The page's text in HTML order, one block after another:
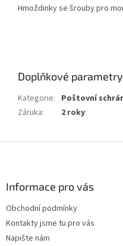
Hmoždinky se šrouby pro
Doplňkové parametry
Kategorie: Poštovní
Záruka: 2 roky
Informace pro vás
Obchodní podmínky
Kontakty jsme tu pro vás
Napište nám